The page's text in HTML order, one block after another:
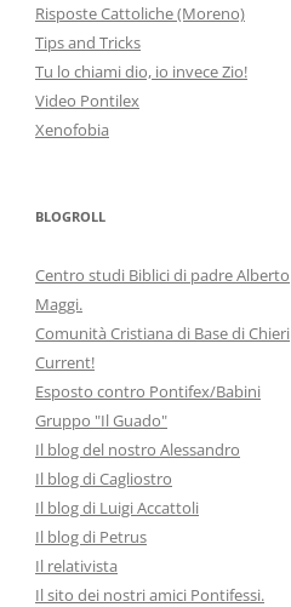
Risposte Cattoliche (Moreno)
Tips and Tricks
Tu lo chiami dio, io invece Zio!
Video Pontilex
Xenofobia
BLOGROLL
Centro studi Biblici di padre Alberto
Maggi.
Comunità Cristiana di Base di Chieri
Current!
Esposto contro Pontifex/Babini
Gruppo "Il Guado"
Il blog del nostro Alessandro
Il blog di Cagliostro
Il blog di Luigi Accattoli
Il blog di Petrus
Il relativista
Il sito dei nostri amici Pontifessi.